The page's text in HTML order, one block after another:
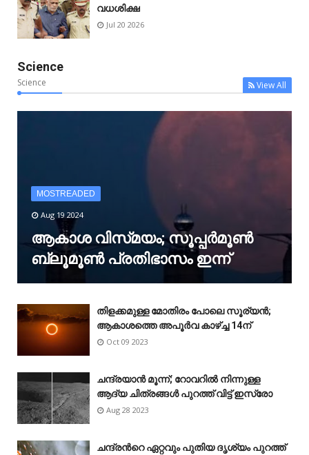
വധശിക്ഷ
Jul 20 2026
Science
Science View All
MOSTREADED
Aug 19 2024
ആകാശ വിസ്‌മയം; സൂപ്പർമൂൺ
ബ്ലൂമൂൺ പ്രതിഭാസം ഇന്ന്
തിളക്കമുള്ള മോതിരം പോലെ സൂര്യൻ;
ആകാശത്തെ അപൂർവ കാഴ്‌ച്ച 14ന്
Oct 09 2023
ചന്ദ്രയാൻ മൂന്ന്; റോവറിൽ നിന്നുള്ള
ആദ്യ ചിത്രങ്ങൾ പുറത്ത് വിട്ട് ഇസ്രോ
Aug 28 2023
ചന്ദ്രന്‍റെ ഏറ്റവും പുതിയ ദൃശ്യം പുറത്ത്